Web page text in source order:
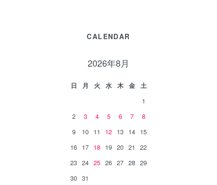
CALENDAR
2026年8月
日 月 火 水 木 金
土
1
2
3 4 5 6 7
8
9
10 11 12 13 14 15
16 17 18 19 20 21
22
23 24 25 26 27 28 29
30 31